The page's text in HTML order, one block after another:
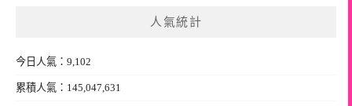
人氣統計
今日人氣：9,102
累積人氣：145,047,631